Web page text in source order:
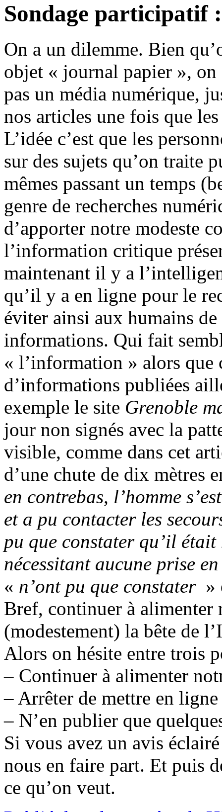
Sondage
On a un dilemme. Bien
objet « journal papier », on
pas un média numérique,
nos articles une fois que
L’idée c’est que les
sur des sujets qu’on traite
mêmes passant un temps
genre de recherches
d’apporter notre modeste
l’information critique
maintenant il y a
qu’il y a en ligne pour le
éviter ainsi aux humains
informations. Qui fait
« l’information » alors que
d’informations publiées
exemple le site Grenoble
jour non signés avec la
visible, comme dans cet
d’une chute de dix
en contrebas, l’homme
et a pu contacter les
pu que constater qu’il
nécessitant aucune prise
« n’ont pu que constater »
Bref, continuer à
(modestement) la bête de
Alors on hésite entre trois
– Continuer à alimenter
– Arrêter de mettre en
– N’en publier que
Si vous avez un avis
nous en faire part. Et puis
ce qu’on veut.